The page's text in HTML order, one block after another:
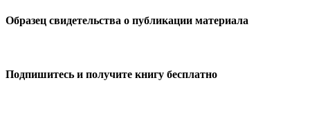
Образец свидетельства о публикации материала
Подпишитесь и получите книгу бесплатно